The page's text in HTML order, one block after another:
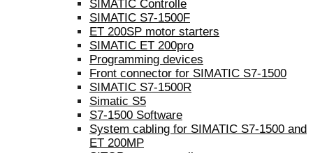
SIMATIC Controlle
SIMATIC S7-1500F
ET 200SP motor starters
SIMATIC ET 200pro
Programming devices
Front connector for SIMATIC S7-1500
SIMATIC S7-1500R
Simatic S5
S7-1500 Software
System cabling for SIMATIC S7-1500 and
ET 200MP